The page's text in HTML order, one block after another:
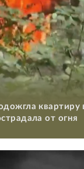
квартиру
от огня